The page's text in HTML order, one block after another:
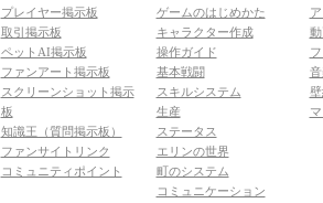
プレイヤー掲示板
取引掲示板
ペットAI掲示板
ファンアート掲示板
スクリーンショット掲示
板
知識王（質問掲示板）
ファンサイトリンク
コミュニティポイント
ゲームのはじめかた
キャラクター作成
操作ガイド
基本戦闘
スキルシステム
生産
ステータス
エリンの世界
町のシステム
コミュニケーション